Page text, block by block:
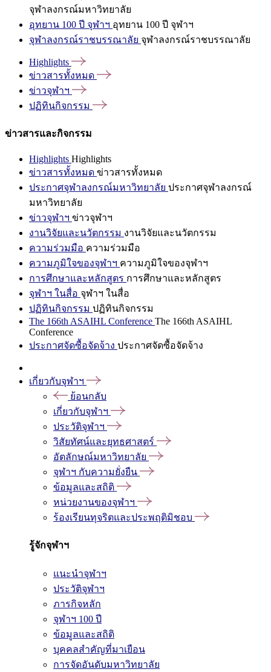
จุฬาลงกรณ์มหาวิทยาลัย
อุทยาน 100 ปี จุฬาฯ อุทยาน 100 ปี จุฬาฯ
จุฬาลงกรณ์ราชบรรณาลัย จุฬาลงกรณ์ราชบรรณาลัย
Highlights
ข่าวสารทั้งหมด
ข่าวจุฬาฯ
ปฏิทินกิจกรรม
ข่าวสารและกิจกรรม
Highlights Highlights
ข่าวสารทั้งหมด ข่าวสารทั้งหมด
ประกาศจุฬาลงกรณ์มหาวิทยาลัย ประกาศจุฬาลงกรณ์
มหาวิทยาลัย
ข่าวจุฬาฯ ข่าวจุฬาฯ
งานวิจัยและนวัตกรรม งานวิจัยและนวัตกรรม
ความร่วมมือ ความร่วมมือ
ความภูมิใจของจุฬาฯ ความภูมิใจของจุฬาฯ
การศึกษาและหลักสูตร การศึกษาและหลักสูตร
จุฬาฯ ในสื่อ จุฬาฯ ในสื่อ
ปฏิทินกิจกรรม ปฏิทินกิจกรรม
The 166th ASAIHL Conference The 166th ASAIHL
Conference
ประกาศจัดซื้อจัดจ้าง ประกาศจัดซื้อจัดจ้าง
เกี่ยวกับจุฬาฯ
ย้อนกลับ
เกี่ยวกับจุฬาฯ
ประวัติจุฬาฯ
วิสัยทัศน์และยุทธศาสตร์
อัตลักษณ์มหาวิทยาลัย
จุฬาฯ กับความยั่งยืน
ข้อมูลและสถิติ
หน่วยงานของจุฬาฯ
ร้องเรียนทุจริตและประพฤติมิชอบ
รู้จักจุฬาฯ
แนะนำจุฬาฯ
ประวัติจุฬาฯ
ภารกิจหลัก
จุฬาฯ 100 ปี
ข้อมูลและสถิติ
บุคคลสำคัญที่มาเยือน
การจัดอันดับมหาวิทยาลัย